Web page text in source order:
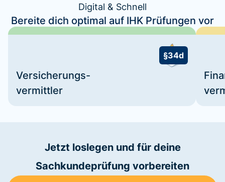
Digital & Schnell
Bereite dich optimal auf IHK Prüfungen vor
§34d
Versicherungs-
vermittler
Jetzt loslegen und für deine
Sachkundeprüfung vorbereiten